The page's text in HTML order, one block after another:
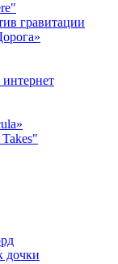
гравитации
дочки